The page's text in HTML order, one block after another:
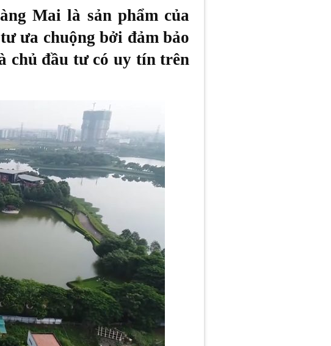
Mai là sản phẩm của
ưa chuộng bởi đảm bảo
chủ đầu tư có uy tín trên